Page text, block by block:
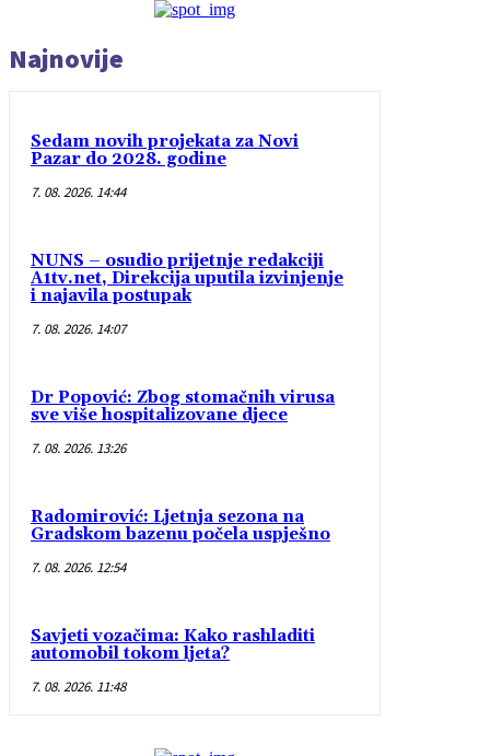
Najnovije
Sedam novih projekata za Novi
Pazar do 2028. godine
7. 08. 2026. 14:44
NUNS – osudio prijetnje redakciji
A1tv.net, Direkcija uputila izvinjenje
i najavila postupak
7. 08. 2026. 14:07
Dr Popović: Zbog stomačnih virusa
sve više hospitalizovane djece
7. 08. 2026. 13:26
Radomirović: Ljetnja sezona na
Gradskom bazenu počela uspješno
7. 08. 2026. 12:54
Savjeti vozačima: Kako rashladiti
automobil tokom ljeta?
7. 08. 2026. 11:48